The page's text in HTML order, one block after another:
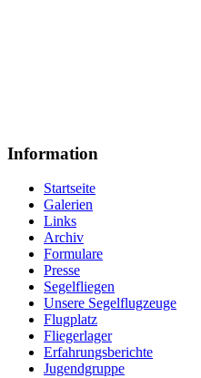
Information
Startseite
Galerien
Links
Archiv
Formulare
Presse
Segelfliegen
Unsere Segelflugzeuge
Flugplatz
Fliegerlager
Erfahrungsberichte
Jugendgruppe